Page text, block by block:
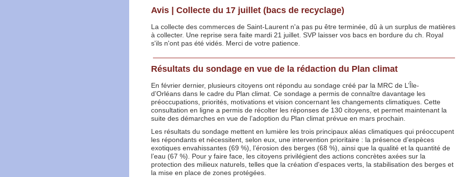
Avis | Collecte du 17 juillet (bacs de recyclage)
La collecte des commerces de Saint-Laurent n'a pas pu être terminée, dû à un surplus de matières
à collecter. Une reprise sera faite mardi 21 juillet. SVP laisser vos bacs en bordure du ch. Royal
s'ils n'ont pas été vidés. Merci de votre patience.
Résultats du sondage en vue de la rédaction du Plan climat
En février dernier, plusieurs citoyens ont répondu au sondage créé par la MRC de L’Île-
d’Orléans dans le cadre du Plan climat. Ce sondage a permis de connaître davantage les
préoccupations, priorités, motivations et vision concernant les changements climatiques. Cette
consultation en ligne a permis de récolter les réponses de 130 citoyens, et permet maintenant la
suite des démarches en vue de l’adoption du Plan climat prévue en mars prochain.
Les résultats du sondage mettent en lumière les trois principaux aléas climatiques qui préoccupent
les répondants et nécessitent, selon eux, une intervention prioritaire : la présence d’espèces
exotiques envahissantes (69 %), l’érosion des berges (68 %), ainsi que la qualité et la quantité de
l’eau (67 %). Pour y faire face, les citoyens privilégient des actions concrètes axées sur la
protection des milieux naturels, telles que la création d'espaces verts, la stabilisation des berges et
la mise en place de zones protégées.